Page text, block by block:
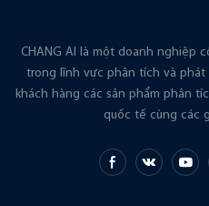
CHANG AI là một doanh nghiệp
trong lĩnh vực phân tích và phát
khách hàng các sản phẩm phân
quốc tế cùng các